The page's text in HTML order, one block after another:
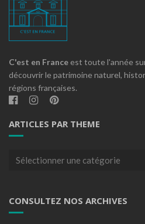
C'est en France est toute l'année
découvrir le patrimoine naturel,
régions françaises.
ARTICLES PAR THEME
Articles
CONSULTEZ NOS ARCHIVES